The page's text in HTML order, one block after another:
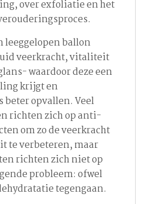
over exfoliatie en het
leeggelopen ballon
veerkracht, vitaliteit
waardoor deze een
krijgt en
opvallen. Veel
richten zich op anti-
om zo de veerkracht
te verbeteren, maar
richten zich niet op
probleem: ofwel
tegengaan.